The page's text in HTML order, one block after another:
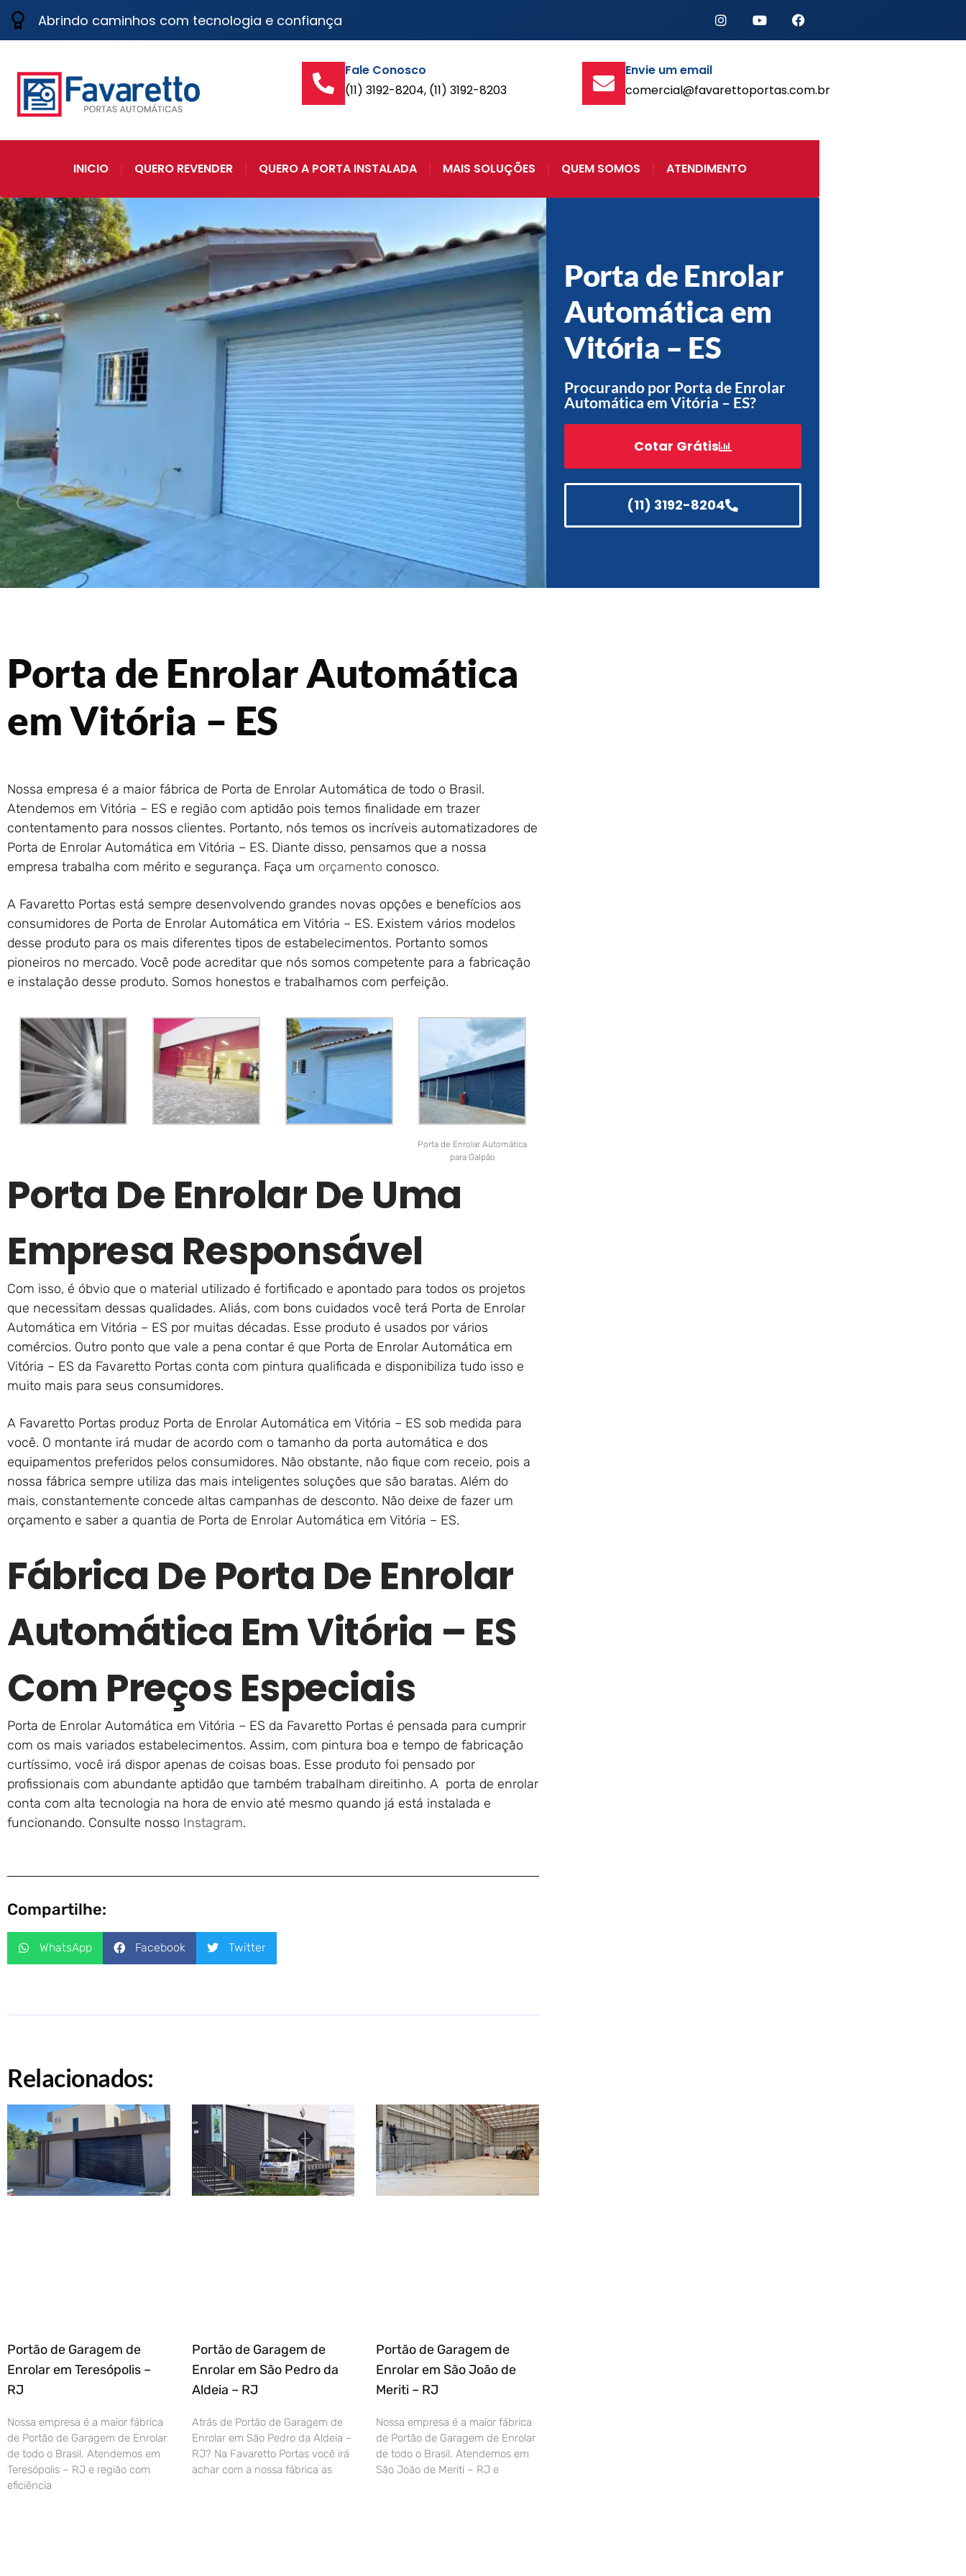
Abrindo caminhos com tecnologia e confiança
Fale Conosco
(11) 3192-8204, (11) 3192-8203
Envie um email
comercial@favarettoportas.com.br
INICIO QUERO REVENDER QUERO A PORTA INSTALADA MAIS SOLUÇÕES QUEM SOMOS ATENDIMENTO
Porta de Enrolar
Automática em
Vitória – ES
Procurando por Porta de Enrolar
Automática em Vitória – ES?
Cotar Grátis
(11) 3192-8204
Porta de Enrolar Automática
em Vitória – ES
Nossa empresa é a maior fábrica de Porta de Enrolar Automática de todo o Brasil.
Atendemos em Vitória – ES e região com aptidão pois temos finalidade em trazer
contentamento para nossos clientes. Portanto, nós temos os incríveis automatizadores de
Porta de Enrolar Automática em Vitória – ES. Diante disso, pensamos que a nossa
empresa trabalha com mérito e segurança. Faça um orçamento conosco.
A Favaretto Portas está sempre desenvolvendo grandes novas opções e benefícios aos
consumidores de Porta de Enrolar Automática em Vitória – ES. Existem vários modelos
desse produto para os mais diferentes tipos de estabelecimentos. Portanto somos
pioneiros no mercado. Você pode acreditar que nós somos competente para a fabricação
e instalação desse produto. Somos honestos e trabalhamos com perfeição.
Porta de Enrolar Automática
para Galpão
Porta De Enrolar De Uma
Empresa Responsável
Com isso, é óbvio que o material utilizado é fortificado e apontado para todos os projetos
que necessitam dessas qualidades. Aliás, com bons cuidados você terá Porta de Enrolar
Automática em Vitória – ES por muitas décadas. Esse produto é usados por vários
comércios. Outro ponto que vale a pena contar é que Porta de Enrolar Automática em
Vitória – ES da Favaretto Portas conta com pintura qualificada e disponibiliza tudo isso e
muito mais para seus consumidores.
A Favaretto Portas produz Porta de Enrolar Automática em Vitória – ES sob medida para
você. O montante irá mudar de acordo com o tamanho da porta automática e dos
equipamentos preferidos pelos consumidores. Não obstante, não fique com receio, pois a
nossa fábrica sempre utiliza das mais inteligentes soluções que são baratas. Além do
mais, constantemente concede altas campanhas de desconto. Não deixe de fazer um
orçamento e saber a quantia de Porta de Enrolar Automática em Vitória – ES.
Fábrica De Porta De Enrolar
Automática Em Vitória – ES
Com Preços Especiais
Porta de Enrolar Automática em Vitória – ES da Favaretto Portas é pensada para cumprir
com os mais variados estabelecimentos. Assim, com pintura boa e tempo de fabricação
curtíssimo, você irá dispor apenas de coisas boas. Esse produto foi pensado por
profissionais com abundante aptidão que também trabalham direitinho. A porta de enrolar
conta com alta tecnologia na hora de envio até mesmo quando já está instalada e
funcionando. Consulte nosso Instagram.
Compartilhe:
WhatsApp Facebook Twitter
Relacionados:
Portão de Garagem de
Enrolar em Teresópolis –
RJ
Nossa empresa é a maior fábrica
de Portão de Garagem de Enrolar
de todo o Brasil. Atendemos em
Teresópolis – RJ e região com
eficiência
Portão de Garagem de
Enrolar em São Pedro da
Aldeia – RJ
Atrás de Portão de Garagem de
Enrolar em São Pedro da Aldeia –
RJ? Na Favaretto Portas você irá
achar com a nossa fábrica as
Portão de Garagem de
Enrolar em São João de
Meriti – RJ
Nossa empresa é a maior fábrica
de Portão de Garagem de Enrolar
de todo o Brasil. Atendemos em
São João de Meriti – RJ e